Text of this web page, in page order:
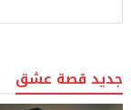
جديد قصة عشق